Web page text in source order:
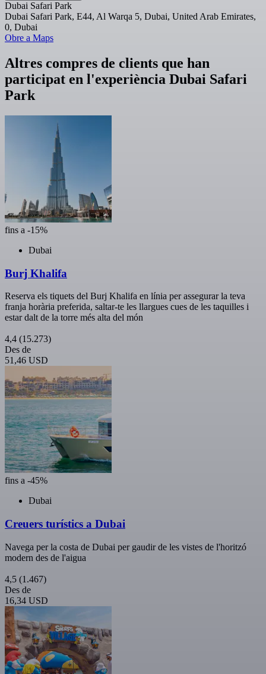
Dubai Safari Park
Dubai Safari Park, E44, Al Warqa 5, Dubai, United Arab Emirates,
0, Dubai
Obre a Maps
Altres compres de clients que han
participat en l'experiència Dubai Safari
Park
fins a -15%
Dubai
Burj Khalifa
Reserva els tiquets del Burj Khalifa en línia per assegurar la teva
franja horària preferida, saltar-te les llargues cues de les taquilles i
estar dalt de la torre més alta del món
4,4 (15.273)
Des de
51,46 USD
fins a -45%
Dubai
Creuers turístics a Dubai
Navega per la costa de Dubai per gaudir de les vistes de l'horitzó
modern des de l'aigua
4,5 (1.467)
Des de
16,34 USD